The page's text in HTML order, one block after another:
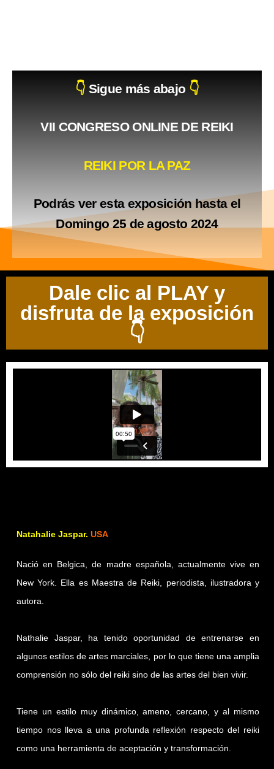
👇 Sigue más abajo 👇
VII CONGRESO ONLINE DE REIKI
REIKI POR LA PAZ
Podrás ver esta exposición hasta el
Domingo 25 de agosto 2024
Dale clic al PLAY y
disfruta de la exposición
👇
Natahalie Jaspar. USA
Nació en Belgica, de madre española, actualmente vive en
New York. Ella es Maestra de Reiki, periodista, ilustradora y
autora.
Nathalie Jaspar, ha tenido oportunidad de entrenarse en
algunos estilos de artes marciales, por lo que tiene una amplia
comprensión no sólo del reiki sino de las artes del bien vivir.
Tiene un estilo muy dinámico, ameno, cercano, y al mismo
tiempo nos lleva a una profunda reflexión respecto del reiki
como una herramienta de aceptación y transformación.